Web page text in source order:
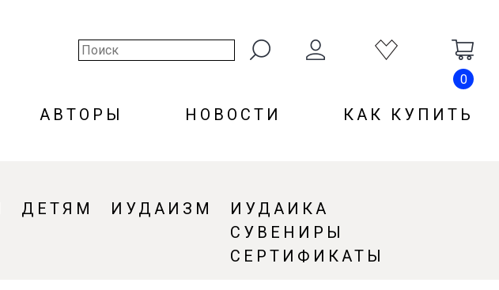
0
АВТОРЫ НОВОСТИ КАК КУПИТЬ
ДЕТЯМ ИУДАИЗМ
ИУДАИКА
СУВЕНИРЫ
СЕРТИФИКАТЫ